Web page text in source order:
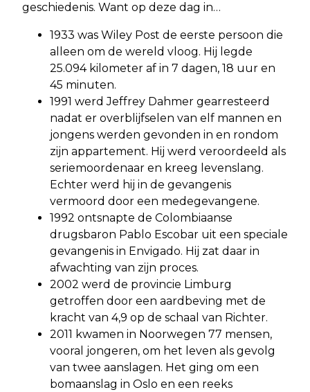
geschiedenis. Want op deze dag in…
1933 was Wiley Post de eerste persoon die
alleen om de wereld vloog. Hij legde
25.094 kilometer af in 7 dagen, 18 uur en
45 minuten.
1991 werd Jeffrey Dahmer gearresteerd
nadat er overblijfselen van elf mannen en
jongens werden gevonden in en rondom
zijn appartement. Hij werd veroordeeld als
seriemoordenaar en kreeg levenslang.
Echter werd hij in de gevangenis
vermoord door een medegevangene.
1992 ontsnapte de Colombiaanse
drugsbaron Pablo Escobar uit een speciale
gevangenis in Envigado. Hij zat daar in
afwachting van zijn proces.
2002 werd de provincie Limburg
getroffen door een aardbeving met de
kracht van 4,9 op de schaal van Richter.
2011 kwamen in Noorwegen 77 mensen,
vooral jongeren, om het leven als gevolg
van twee aanslagen. Het ging om een
bomaanslag in Oslo en een reeks